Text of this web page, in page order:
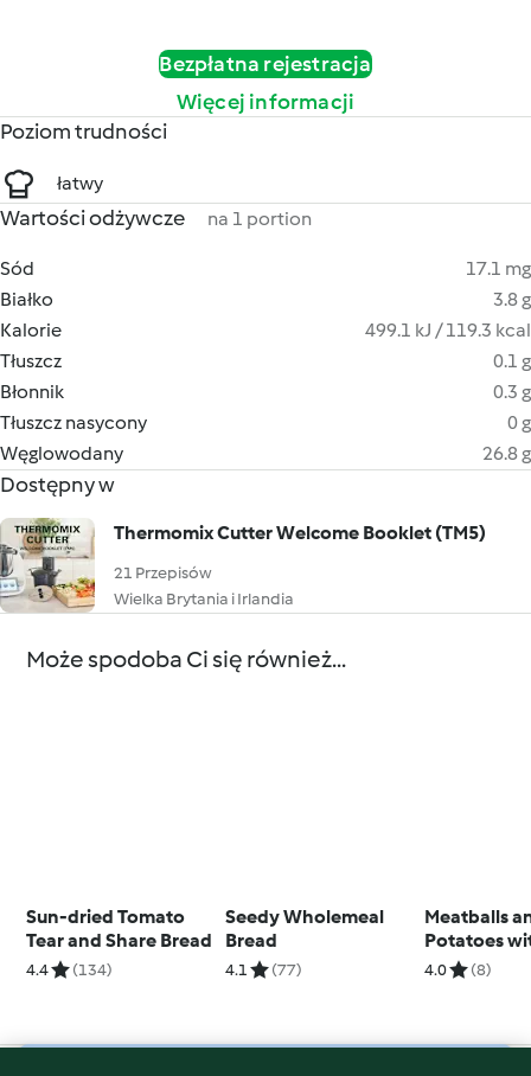
Bezpłatna rejestracja
Więcej informacji
Poziom trudności
łatwy
Wartości odżywcze na 1 portion
Sód
17.1 mg
Białko
3.8 g
Kalorie
499.1 kJ / 119.3 kcal
Tłuszcz
0.1 g
Błonnik
0.3 g
Tłuszcz nasycony
0 g
Węglowodany
26.8 g
Dostępny w
Thermomix Cutter Welcome Booklet (TM5)
21 Przepisów
Wielka Brytania i Irlandia
Może spodoba Ci się również...
Sun-dried Tomato
Tear and Share Bread
4.4 (134)
Seedy Wholemeal
Bread
4.1 (77)
Meatballs
Potatoes
Almond
4.0 (8)